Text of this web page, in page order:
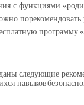
с функциями
порекомендовать
программу
следующие
навыков